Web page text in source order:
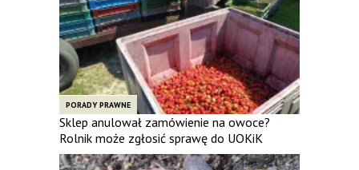
PORADY PRAWNE
Sklep anulował zamówienie na owoce?
Rolnik może zgłosić sprawę do UOKiK